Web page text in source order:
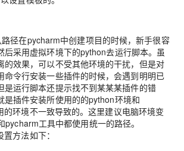
径在pycharm中创建项目的时候，新手很容
后采用虚拟环境下的python去运行脚本。虽
的效果，可以不受其他环境的干扰，但是对
命令行安装一些插件的时候，会遇到明明已
是运行脚本还提示找不到某某某插件的错
是插件安装所使用的的python环境和
环境不一致导致的。这里建议电脑环境变
工具中都使用统一的路径。
方法如下：